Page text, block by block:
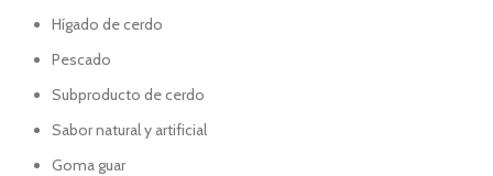
Hígado de cerdo
Pescado
Subproducto de cerdo
Sabor natural y artificial
Goma guar